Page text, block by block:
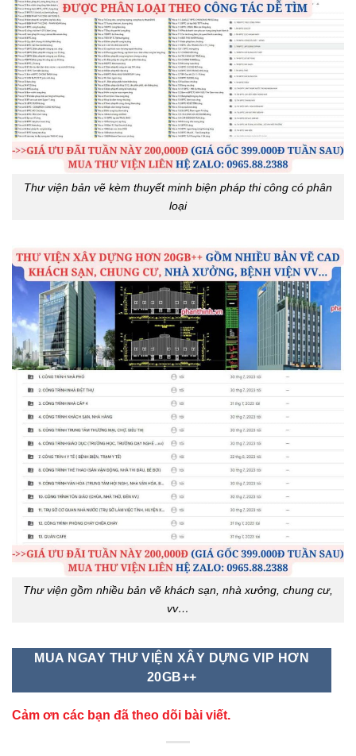
Thư viện bản vẽ kèm thuyết minh biện pháp thi công có phân
loại
Thư viện gồm nhiều bản vẽ khách sạn, nhà xưởng, chung cư,
vv…
MUA NGAY THƯ VIỆN XÂY DỰNG VIP HƠN
20GB++
Cảm ơn các bạn đã theo dõi bài viết.